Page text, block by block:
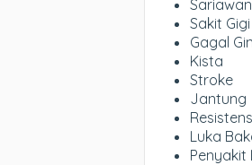
Sariawan
Sakit Gigi
Gagal
Kista
Stroke
Jantung
Luka
Penyakit